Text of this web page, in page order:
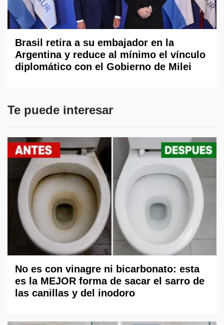
Brasil retira a su embajador en la
Argentina y reduce al mínimo el vínculo
diplomático con el Gobierno de Milei
Te puede interesar
No es con vinagre ni bicarbonato: esta
es la MEJOR forma de sacar el sarro de
las canillas y del inodoro